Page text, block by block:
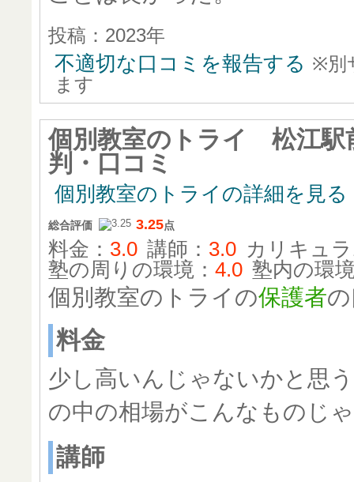
投稿：2023年
不適切な口コミを報告する ※別
ます
個別教室のトライ 松江駅
判・口コミ
個別教室のトライの詳細を見る
総合評価 3.25点
料金： 3.0 講師： 3.0 カリキュ
塾の周りの環境： 4.0 塾内の環
個別教室のトライの保護者
料金
少し高いんじゃないかと思
の中の相場がこんなものじ
講師